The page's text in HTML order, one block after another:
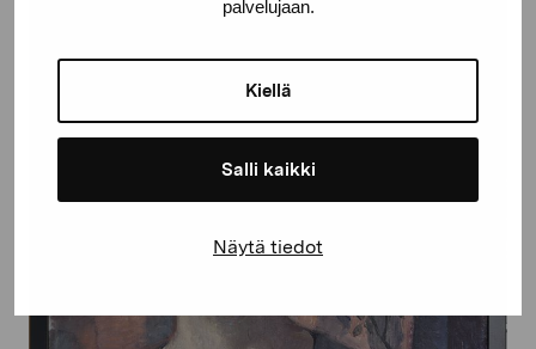
palvelujaan.
Kiellä
Salli kaikki
Näytä tiedot